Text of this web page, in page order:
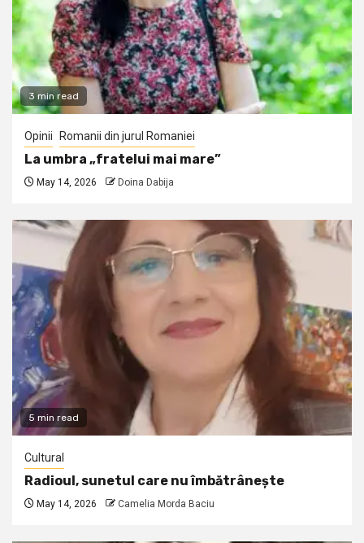
3 min read
Opinii Romanii din jurul Romaniei
La umbra „fratelui mai mare”
May 14, 2026 Doina Dabija
5 min read
Cultural
Radioul, sunetul care nu îmbătrânește
May 14, 2026 Camelia Morda Baciu